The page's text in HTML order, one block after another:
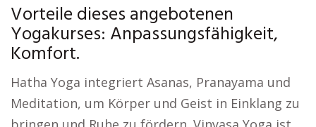
Vorteile dieses angebotenen
Yogakurses: Anpassungsfähigkeit,
Komfort.
Hatha Yoga integriert Asanas, Pranayama und
Meditation, um Körper und Geist in Einklang zu